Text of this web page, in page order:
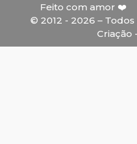
Feito com amor ❤️
© 2012 - 2026 –
Criação